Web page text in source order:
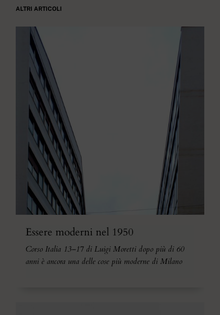
ALTRI ARTICOLI
Essere moderni nel 1950
Corso Italia 13–17 di Luigi Moretti dopo più di 60
anni è ancora una delle cose più moderne di Milano